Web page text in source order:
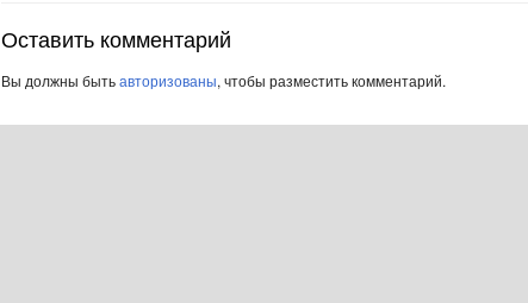
Оставить комментарий
Вы должны бытьавторизованы, чтобы разместить комментарий.